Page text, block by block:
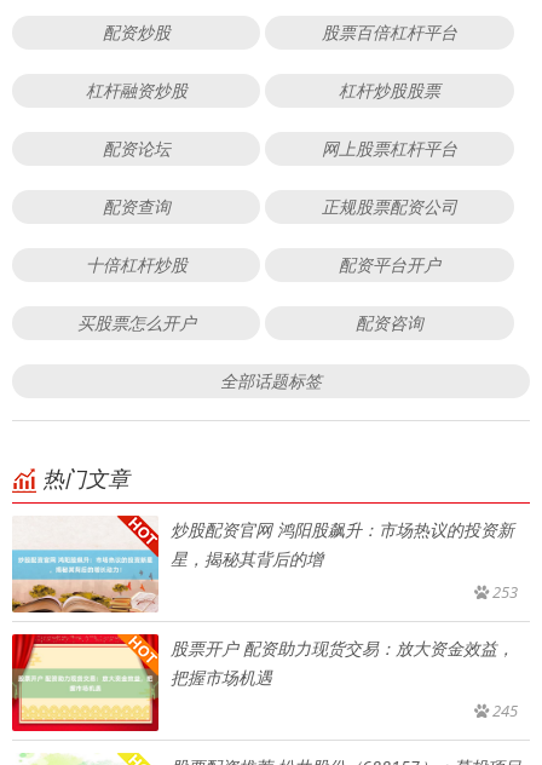
配资炒股 股票百倍杠杆平台
杠杆融资炒股 杠杆炒股股票
配资论坛 网上股票杠杆平台
配资查询 正规股票配资公司
十倍杠杆炒股 配资平台开户
买股票怎么开户 配资咨询
全部话题标签
热门文章
炒股配资官网 鸿阳股飙升：市场热议的投资新
星，揭秘其背后的增
253
股票开户 配资助力现货交易：放大资金效益，
把握市场机遇
245